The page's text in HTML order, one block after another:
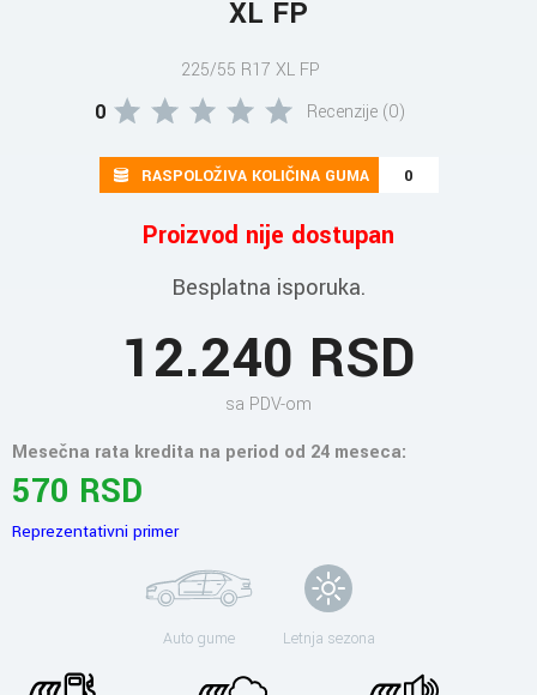
XL FP
225/55 R17 XL FP
0 Recenzije (0)
RASPOLOŽIVA KOLIČINA GUMA 0
Proizvod nije dostupan
Besplatna isporuka.
12.240 RSD
sa PDV-om
Mesečna rata kredita na period od 24 meseca:
570 RSD
Reprezentativni primer
Auto gume Letnja sezona